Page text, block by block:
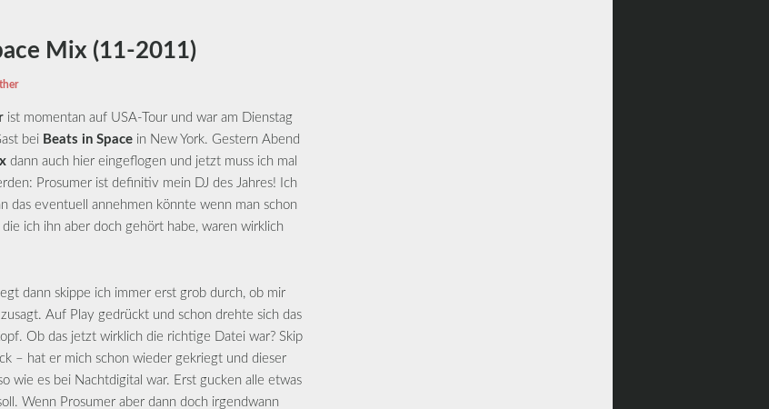
Mix (11-2011)
ist momentan auf USA-Tour und war am Dienstag
bei Beats in Space in New York. Gestern Abend
dann auch hier eingeflogen und jetzt muss ich mal
Prosumer ist definitiv mein DJ des Jahres! Ich
das eventuell annehmen könnte wenn man schon
ich ihn aber doch gehört habe, waren wirklich
dann skippe ich immer erst grob durch, ob mir
Auf Play gedrückt und schon drehte sich das
Ob das jetzt wirklich die richtige Datei war? Skip
– hat er mich schon wieder gekriegt und dieser
wie es bei Nachtdigital war. Erst gucken alle etwas
Wenn Prosumer aber dann doch irgendwann